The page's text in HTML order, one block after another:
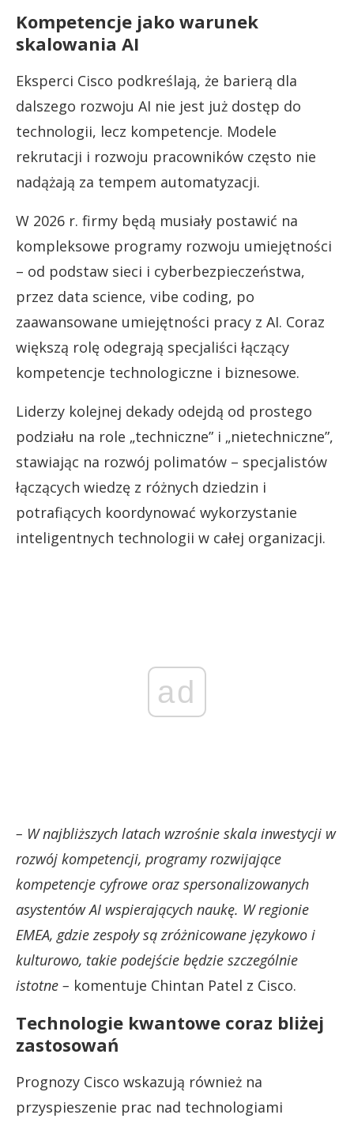
Kompetencje jako warunek
skalowania AI
Eksperci Cisco podkreślają, że barierą dla
dalszego rozwoju AI nie jest już dostęp do
technologii, lecz kompetencje. Modele
rekrutacji i rozwoju pracowników często nie
nadążają za tempem automatyzacji.
W 2026 r. firmy będą musiały postawić na
kompleksowe programy rozwoju umiejętności
– od podstaw sieci i cyberbezpieczeństwa,
przez data science, vibe coding, po
zaawansowane umiejętności pracy z AI. Coraz
większą rolę odegrają specjaliści łączący
kompetencje technologiczne i biznesowe.
Liderzy kolejnej dekady odejdą od prostego
podziału na role „techniczne” i „nietechniczne”,
stawiając na rozwój polimatów – specjalistów
łączących wiedzę z różnych dziedzin i
potrafiących koordynować wykorzystanie
inteligentnych technologii w całej organizacji.
ad
– W najbliższych latach wzrośnie skala inwestycji w
rozwój kompetencji, programy rozwijające
kompetencje cyfrowe oraz spersonalizowanych
asystentów AI wspierających naukę. W regionie
EMEA, gdzie zespoły są zróżnicowane językowo i
kulturowo, takie podejście będzie szczególnie
istotne – komentuje Chintan Patel z Cisco.
Technologie kwantowe coraz bliżej
zastosowań
Prognozy Cisco wskazują również na
przyspieszenie prac nad technologiami